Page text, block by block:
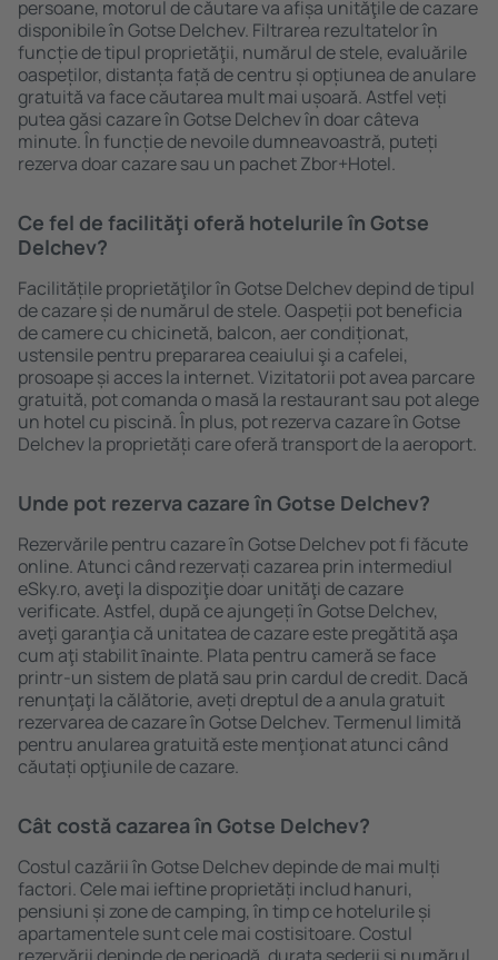
persoane, motorul de căutare va afișa unităţile de cazare
disponibile în Gotse Delchev. Filtrarea rezultatelor în
funcție de tipul proprietăţii, numărul de stele, evaluările
oaspeților, distanța față de centru și opțiunea de anulare
gratuită va face căutarea mult mai ușoară. Astfel veți
putea găsi cazare în Gotse Delchev în doar câteva
minute. În funcție de nevoile dumneavoastră, puteți
rezerva doar cazare sau un pachet Zbor+Hotel.
Ce fel de facilităţi oferă hotelurile în Gotse
Delchev?
Facilitățile proprietăţilor în Gotse Delchev depind de tipul
de cazare și de numărul de stele. Oaspeții pot beneficia
de camere cu chicinetă, balcon, aer condiționat,
ustensile pentru prepararea ceaiului şi a cafelei,
prosoape și acces la internet. Vizitatorii pot avea parcare
gratuită, pot comanda o masă la restaurant sau pot alege
un hotel cu piscină. În plus, pot rezerva cazare în Gotse
Delchev la proprietăți care oferă transport de la aeroport.
Unde pot rezerva cazare în Gotse Delchev?
Rezervările pentru cazare în Gotse Delchev pot fi făcute
online. Atunci când rezervați cazarea prin intermediul
eSky.ro, aveţi la dispoziţie doar unităţi de cazare
verificate. Astfel, după ce ajungeți în Gotse Delchev,
aveţi garanţia că unitatea de cazare este pregătită aşa
cum aţi stabilit ȋnainte. Plata pentru cameră se face
printr-un sistem de plată sau prin cardul de credit. Dacă
renunţaţi la călătorie, aveți dreptul de a anula gratuit
rezervarea de cazare în Gotse Delchev. Termenul limită
pentru anularea gratuită este menţionat atunci când
căutați opţiunile de cazare.
Cât costă cazarea în Gotse Delchev?
Costul cazării în Gotse Delchev depinde de mai mulți
factori. Cele mai ieftine proprietăți includ hanuri,
pensiuni și zone de camping, în timp ce hotelurile și
apartamentele sunt cele mai costisitoare. Costul